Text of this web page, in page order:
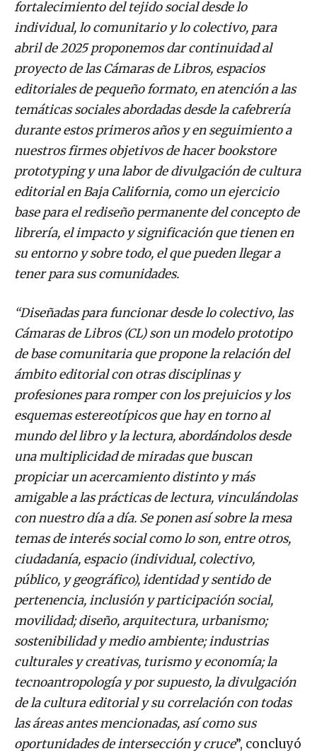
fortalecimiento del tejido social desde lo
individual, lo comunitario y lo colectivo, para
abril de 2025 proponemos dar continuidad al
proyecto de las Cámaras de Libros, espacios
editoriales de pequeño formato, en atención a las
temáticas sociales abordadas desde la cafebrería
durante estos primeros años y en seguimiento a
nuestros firmes objetivos de hacer bookstore
prototyping y una labor de divulgación de cultura
editorial en Baja California, como un ejercicio
base para el rediseño permanente del concepto de
librería, el impacto y significación que tienen en
su entorno y sobre todo, el que pueden llegar a
tener para sus comunidades.
“Diseñadas para funcionar desde lo colectivo, las
Cámaras de Libros (CL) son un modelo prototipo
de base comunitaria que propone la relación del
ámbito editorial con otras disciplinas y
profesiones para romper con los prejuicios y los
esquemas estereotípicos que hay en torno al
mundo del libro y la lectura, abordándolos desde
una multiplicidad de miradas que buscan
propiciar un acercamiento distinto y más
amigable a las prácticas de lectura, vinculándolas
con nuestro día a día. Se ponen así sobre la mesa
temas de interés social como lo son, entre otros,
ciudadanía, espacio (individual, colectivo,
público, y geográfico), identidad y sentido de
pertenencia, inclusión y participación social,
movilidad; diseño, arquitectura, urbanismo;
sostenibilidad y medio ambiente; industrias
culturales y creativas, turismo y economía; la
tecnoantropología y por supuesto, la divulgación
de la cultura editorial y su correlación con todas
las áreas antes mencionadas, así como sus
oportunidades de intersección y cruce”, concluyó